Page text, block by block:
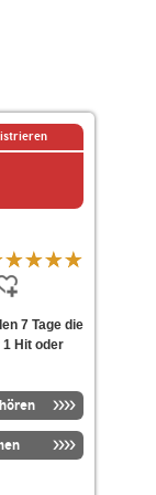
7 Tage die
Hit oder